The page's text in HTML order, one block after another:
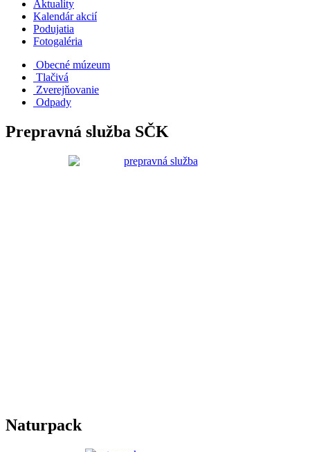
Aktuality
Kalendár akcií
Podujatia
Fotogaléria
Obecné múzeum
Tlačivá
Zverejňovanie
Odpady
Prepravná služba SČK
Naturpack